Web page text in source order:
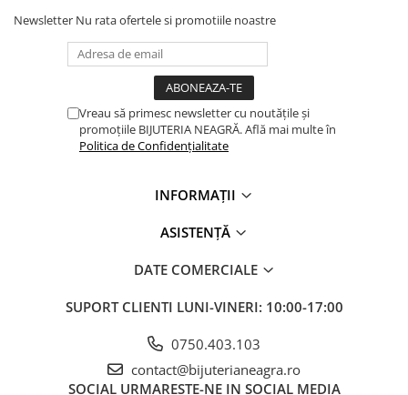
Newsletter Nu rata ofertele si promotiile noastre
Vreau să primesc newsletter cu noutățile și
promoțiile BIJUTERIA NEAGRĂ. Află mai multe în
Politica de Confidențialitate
INFORMAȚII
ASISTENȚĂ
DATE COMERCIALE
SUPORT CLIENTI LUNI-VINERI: 10:00-17:00
0750.403.103
contact@bijuterianeagra.ro
SOCIAL URMARESTE-NE IN SOCIAL MEDIA